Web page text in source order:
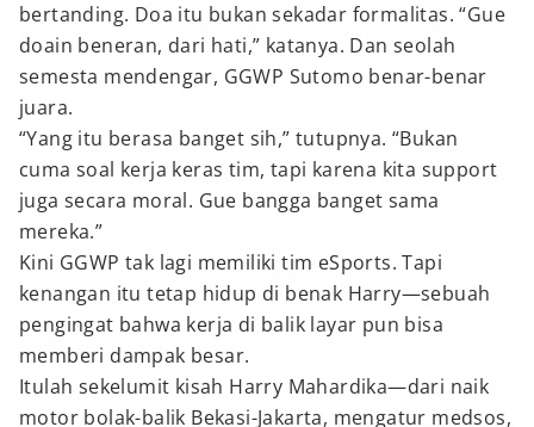
bertanding. Doa itu bukan sekadar formalitas. “Gue
doain beneran, dari hati,” katanya. Dan seolah
semesta mendengar, GGWP Sutomo benar-benar
juara.
“Yang itu berasa banget sih,” tutupnya. “Bukan
cuma soal kerja keras tim, tapi karena kita support
juga secara moral. Gue bangga banget sama
mereka.”
Kini GGWP tak lagi memiliki tim eSports. Tapi
kenangan itu tetap hidup di benak Harry—sebuah
pengingat bahwa kerja di balik layar pun bisa
memberi dampak besar.
Itulah sekelumit kisah Harry Mahardika—dari naik
motor bolak-balik Bekasi-Jakarta, mengatur medsos,